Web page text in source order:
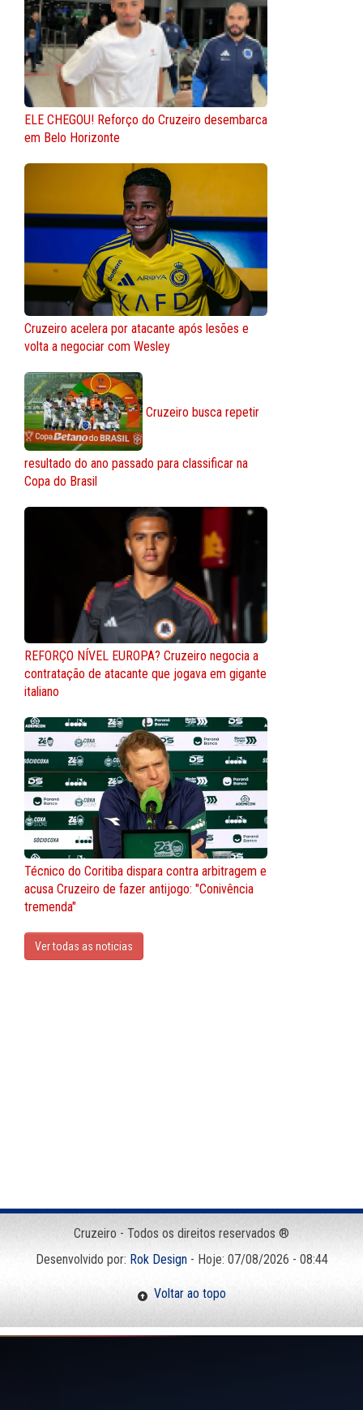
ELE CHEGOU! Reforço do Cruzeiro desembarca
em Belo Horizonte
Cruzeiro acelera por atacante após lesões e
volta a negociar com Wesley
Cruzeiro busca repetir
resultado do ano passado para classificar na
Copa do Brasil
REFORÇO NÍVEL EUROPA? Cruzeiro negocia a
contratação de atacante que jogava em gigante
italiano
Técnico do Coritiba dispara contra arbitragem e
acusa Cruzeiro de fazer antijogo: "Conivência
tremenda"
Ver todas as noticias
Cruzeiro - Todos os direitos reservados ®
Desenvolvido por: Rok Design- Hoje: 07/08/2026 - 08:44
Voltar ao topo